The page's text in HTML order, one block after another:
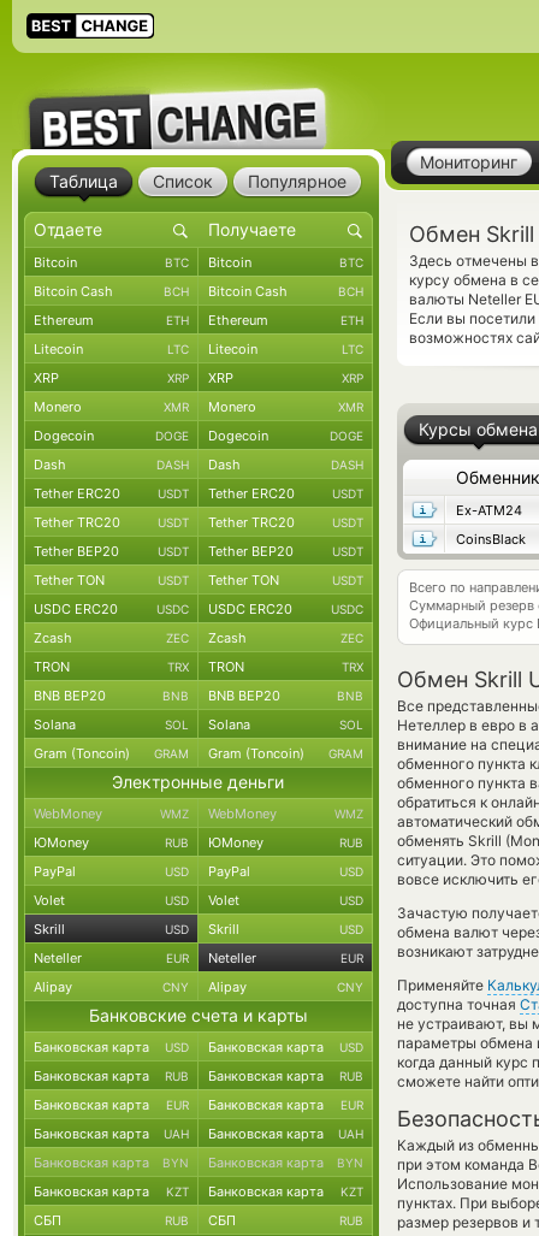
Мониторинг
Обмен Skrill
Здесь отмечены
курсу обмена в
валюты Neteller
Если вы
возможностях
Курсы обмена
Обменник
Ex-ATM24
CoinsBlack
Всего по
Суммарный резерв
Официальный курс
Обмен Skrill
Все
Нетеллер в евро в
внимание на
обменного пункта
обменного пункта
обратиться к
автоматический
обменять Skrill
ситуации. Это
вовсе исключить
Зачастую
обмена валют
возникают
Применяйте
доступна точная
не устраивают, вы
параметры обмена
когда данный курс
сможете найти
Каждый из
при этом команда
Использование
пунктах. При
размер резервов и
Таблица Список Популярное
Bitcoin BTC Bitcoin BTC
Bitcoin Cash BCH Bitcoin Cash BCH
Ethereum ETH Ethereum ETH
Litecoin LTC Litecoin LTC
XRP XRP XRP XRP
Monero XMR Monero XMR
Dogecoin DOGE Dogecoin DOGE
Dash DASH Dash DASH
Tether ERC20 USDT Tether ERC20 USDT
Tether TRC20 USDT Tether TRC20 USDT
Tether BEP20 USDT Tether BEP20 USDT
Tether TON USDT Tether TON USDT
USDC ERC20 USDC USDC ERC20 USDC
Zcash ZEC Zcash ZEC
TRON TRX TRON TRX
BNB BEP20 BNB BNB BEP20 BNB
Solana SOL Solana SOL
Gram (Toncoin) GRAM Gram (Toncoin) GRAM
Электронные деньги
WebMoney WMZ WebMoney WMZ
ЮMoney RUB ЮMoney RUB
PayPal USD PayPal USD
Volet USD Volet USD
Skrill USD Skrill USD
Neteller EUR Neteller EUR
Alipay CNY Alipay CNY
Банковские счета и карты
Банковская карта USD Банковская карта USD
Банковская карта RUB Банковская карта RUB
Банковская карта EUR Банковская карта EUR
Банковская карта UAH Банковская карта UAH
Банковская карта BYN Банковская карта BYN
Банковская карта KZT Банковская карта KZT
СБП RUB СБП RUB